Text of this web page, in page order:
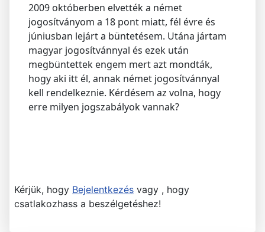
2009 októberben elvették a német
jogosítványom a 18 pont miatt, fél évre és
júniusban lejárt a büntetésem. Utána jártam
magyar jogosítvánnyal és ezek után
megbüntettek engem mert azt mondták,
hogy aki itt él, annak német jogosítvánnyal
kell rendelkeznie. Kérdésem az volna, hogy
erre milyen jogszabályok vannak?
Kérjük, hogy Bejelentkezés vagy , hogy
csatlakozhass a beszélgetéshez!